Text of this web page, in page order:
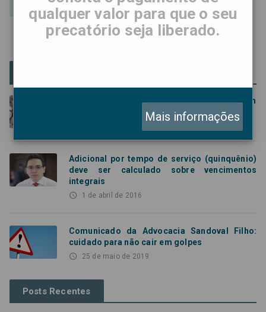
O que são precatórios e como eles funcionam
15 de maio de 2019
Adicional por tempo de serviço (quinquênio)
deve ser calculado sobre vencimentos
integrais
access_time 1 de abril de 2016
Comunicado da Advocacia Sandoval Filho:
cuidado para não cair em golpes
access_time 25 de maio de 2019
Posts Recentes
qualquer valor para que o seu
precatório seja liberado.
Mais informações